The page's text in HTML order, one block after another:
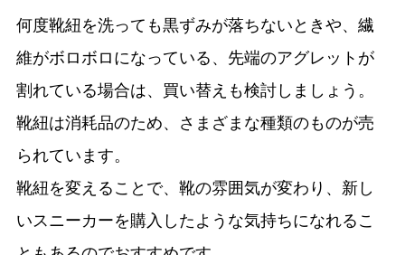
何度靴紐を洗っても黒ずみが落ちないときや、繊
維がボロボロになっている、先端のアグレットが
割れている場合は、買い替えも検討しましょう。
靴紐は消耗品のため、さまざまな種類のものが売
られています。
靴紐を変えることで、靴の雰囲気が変わり、新し
いスニーカーを購入したような気持ちになれるこ